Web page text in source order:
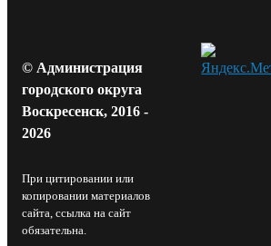
© Администрация
городского округа
Воскресенск, 2016 -
2026
При цитировании или
копировании материалов
сайта, ссылка на сайт
обязательна.